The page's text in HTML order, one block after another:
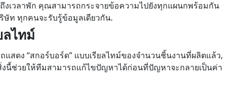
งเวลาพัก คุณสามารถกระจายข้อความไปยังทุกแผนกพร้อมกัน
ษัท ทุกคนจะรับรู้ข้อมูลเดียวกัน.
ลไทม์
สดง “สกอร์บอร์ด” แบบเรียลไทม์ของจำนวนชิ้นงานที่ผลิตแล้ว,
งนี้ช่วยให้ทีมสามารถแก้ไขปัญหาได้ก่อนที่ปัญหาจะกลายเป็นค่า